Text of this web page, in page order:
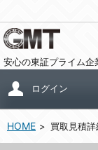
安心の東証プライム企
ログイン
HOME 買取見積詳